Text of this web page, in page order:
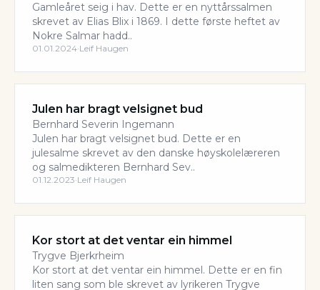
Gamleåret seig i hav. Dette er en nyttårssalmen
skrevet av Elias Blix i 1869. I dette første heftet av
Nokre Salmar hadd..
01.01.2024·Leif Haugen
Julen har bragt velsignet bud
Bernhard Severin Ingemann
Julen har bragt velsignet bud. Dette er en
julesalme skrevet av den danske høyskolelæreren
og salmedikteren Bernhard Sev..
01.12.2023·Leif Haugen
Kor stort at det ventar ein himmel
Trygve Bjerkrheim
Kor stort at det ventar ein himmel. Dette er en fin
liten sang som ble skrevet av lyrikeren Trygve